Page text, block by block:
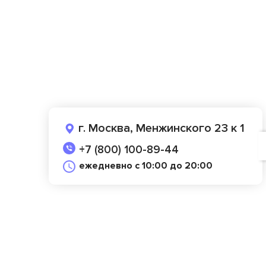
г. Москва, Менжинского 23 к 1
+7 (800) 100-89-44
ежедневно с 10:00 до 20:00